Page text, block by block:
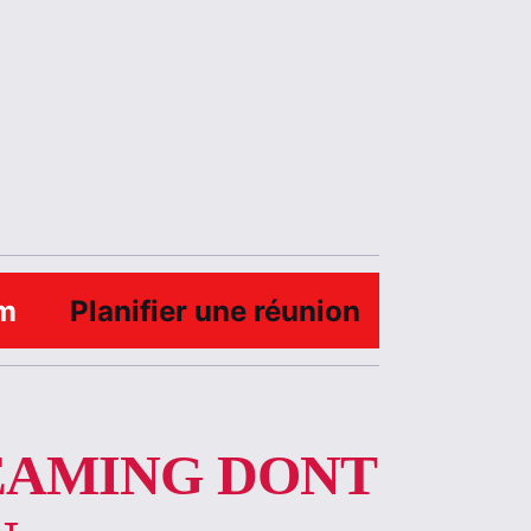
Planifier une réunion
DONT